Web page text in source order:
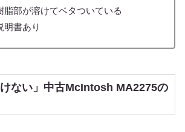
脂部が溶けてベタついている
明書あり
けない」中古McIntosh MA2275の